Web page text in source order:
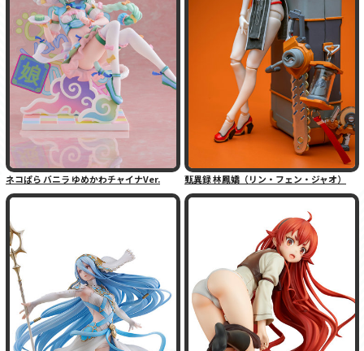
ネコぱら バニラ ゆめかわチャイナVer. 甄異録 林鳳嬌（リン・フェン・ジャオ）